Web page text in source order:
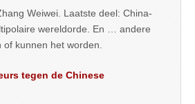
Weiwei. Laatste deel: China-
wereldorde. En … andere
kunnen het worden.
tegen de Chinese